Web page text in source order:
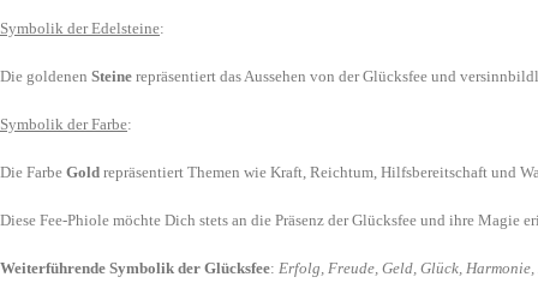
Symbolik der Edelsteine:
Die goldenen Steine repräsentiert das Aussehen von der Glücksfee und
Symbolik der Farbe:
Die Farbe Gold repräsentiert Themen wie Kraft, Reichtum, Hilfsbereitschaft und
Diese Fee-Phiole möchte Dich stets an die Präsenz der Glücksfee und ihre
Weiterführende Symbolik der Glücksfee: Erfolg, Freude, Geld, Glück,